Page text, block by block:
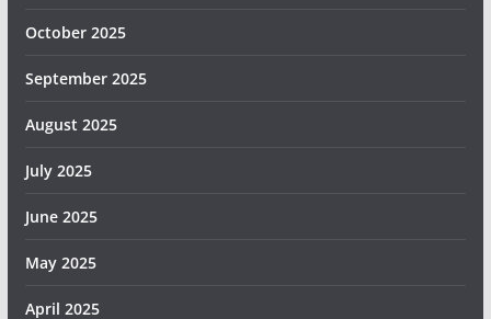
October 2025
September 2025
August 2025
July 2025
June 2025
May 2025
April 2025